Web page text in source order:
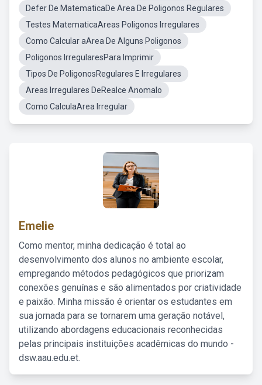
Defer De MatematicaDe Area De Poligonos Regulares
Testes MatematicaAreas Poligonos Irregulares
Como Calcular aArea De Alguns Poligonos
Poligonos IrregularesPara Imprimir
Tipos De PoligonosRegulares E Irregulares
Areas Irregulares DeRealce Anomalo
Como CalculaArea Irregular
Emelie
Como mentor, minha dedicação é total ao
desenvolvimento dos alunos no ambiente escolar,
empregando métodos pedagógicos que priorizam
conexões genuínas e são alimentados por criatividade
e paixão. Minha missão é orientar os estudantes em
sua jornada para se tornarem uma geração notável,
utilizando abordagens educacionais reconhecidas
pelas principais instituições acadêmicas do mundo -
dsw.aau.edu.et.